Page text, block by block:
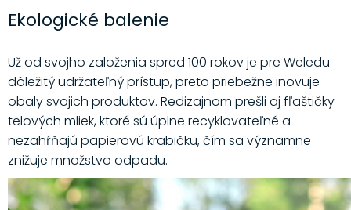
Ekologické balenie
Už od svojho založenia spred 100 rokov je pre Weledu
dôležitý udržateľný prístup, preto priebežne inovuje
obaly svojich produktov. Redizajnom prešli aj fľaštičky
telových mliek, ktoré sú úplne recyklovateľné a
nezahŕňajú papierovú krabičku, čím sa významne
znižuje množstvo odpadu.